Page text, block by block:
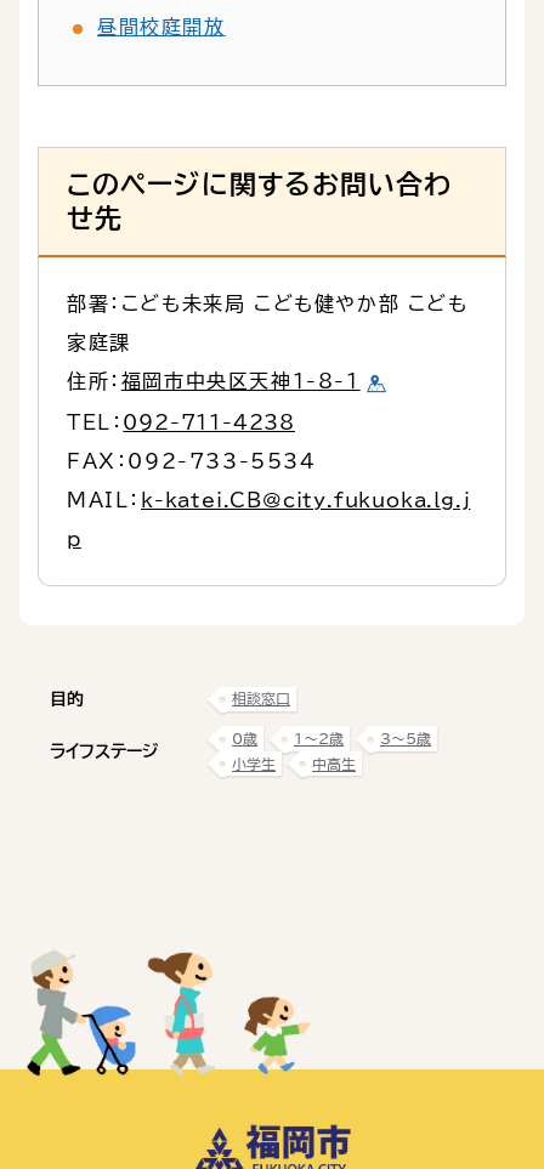
昼間校庭開放
このページに関するお問い合わ
せ先
部署：こども未来局 こども健やか部 こども
家庭課
住所： 福岡市中央区天神1-8-1
TEL： 092-711-4238
FAX：092-733-5534
MAIL： k-katei.CB@city.fukuoka.lg.j
p
目的 相談窓口
ライフステージ
0歳 1〜2歳
3〜5歳
小学生
中高生